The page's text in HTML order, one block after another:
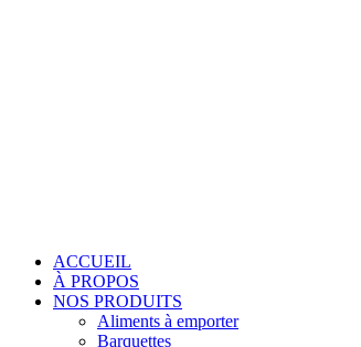
ACCUEIL
À PROPOS
NOS PRODUITS
Aliments à emporter
Barquettes